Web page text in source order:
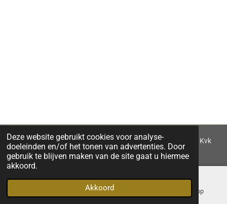
Deze website gebruikt cookies voor analyse-
doeleinden en/of het tonen van advertenties. Door
gebruik te blijven maken van de site gaat u hiermee
akkoord.
Akkoord
Pine & Oak - Kruisstraat 10 - 8051 GE Hattem. - Kvk
87986906
Instagram WhatsApp